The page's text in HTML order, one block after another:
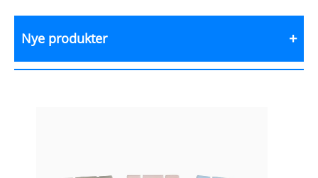
Nye produkter